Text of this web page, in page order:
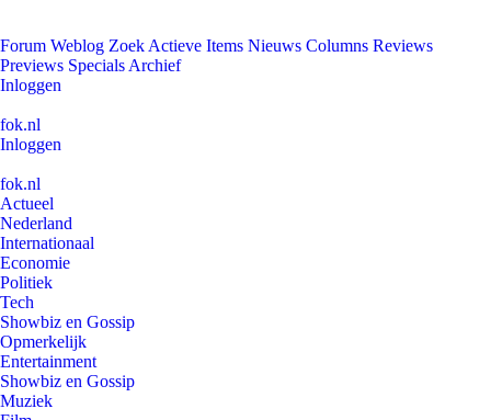
Forum Weblog Zoek Actieve Items Nieuws Columns Reviews
Previews Specials Archief
Inloggen
fok.nl
Inloggen
fok.nl
Actueel
Nederland
Internationaal
Economie
Politiek
Tech
Showbiz en Gossip
Opmerkelijk
Entertainment
Showbiz en Gossip
Muziek